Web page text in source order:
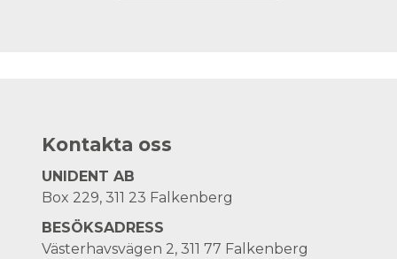
Kontakta oss
UNIDENT AB
Box 229, 311 23 Falkenberg
BESÖKSADRESS
Västerhavsvägen 2, 311 77 Falkenberg